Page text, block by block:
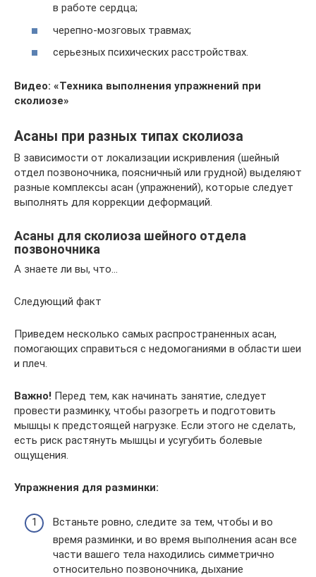
в работе сердца;
черепно-мозговых травмах;
серьезных психических расстройствах.
Видео: «Техника выполнения упражнений при
сколиозе»
Асаны при разных типах сколиоза
В зависимости от локализации искривления (шейный
отдел позвоночника, поясничный или грудной) выделяют
разные комплексы асан (упражнений), которые следует
выполнять для коррекции деформаций.
Асаны для сколиоза шейного отдела
позвоночника
А знаете ли вы, что…
Следующий факт
Приведем несколько самых распространенных асан,
помогающих справиться с недомоганиями в области шеи
и плеч.
Важно! Перед тем, как начинать занятие, следует
провести разминку, чтобы разогреть и подготовить
мышцы к предстоящей нагрузке. Если этого не сделать,
есть риск растянуть мышцы и усугубить болевые
ощущения.
Упражнения для разминки:
Встаньте ровно, следите за тем, чтобы и во
время разминки, и во время выполнения асан все
части вашего тела находились симметрично
относительно позвоночника, дыхание